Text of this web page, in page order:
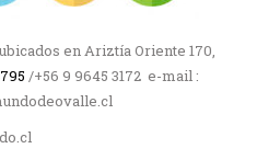
en Ariztía Oriente 170,
/+56 9 9645 3172 e-mail :